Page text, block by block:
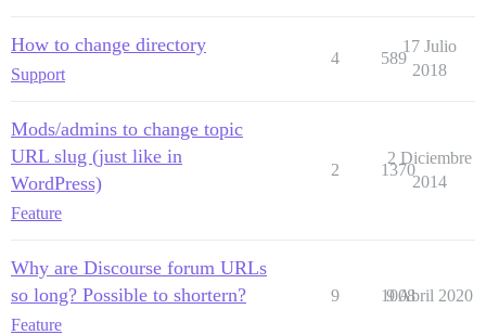
How to change directory
Support
4 589
17 Julio
2018
Mods/admins to change topic
URL slug (just like in
WordPress)
Feature
2 1370
2 Diciembre
2014
Why are Discourse forum URLs
so long? Possible to shortern?
Feature
9 1008
9 Abril 2020